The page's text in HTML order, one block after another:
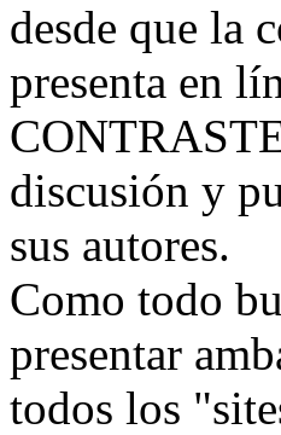
desde que la
presenta en
discusión y
sus autores.
Como todo
presentar
todos los